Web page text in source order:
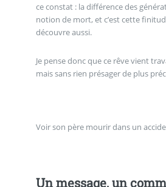
ce constat : la différence des
notion de mort, et c’est cette
découvre aussi.
Je pense donc que ce rêve vient
mais sans rien présager de plus
Voir son père mourir dans un
Un message, un